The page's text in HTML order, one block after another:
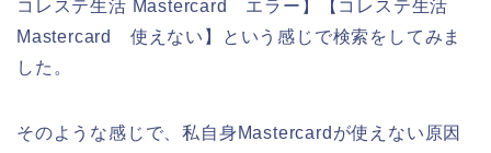
コレステ生活 Mastercard エラー】【コレステ生活
Mastercard 使えない】という感じで検索をしてみま
した。
そのような感じで、私自身Mastercardが使えない原因